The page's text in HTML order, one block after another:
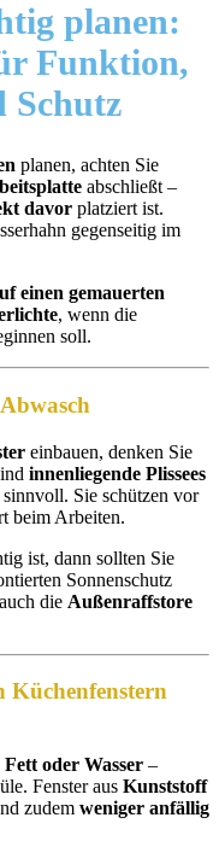
planen:
Funktion,
Schutz
planen, achten Sie
abschließt –
davor platziert ist.
gegenseitig im
einen gemauerten
, wenn die
soll.
einbauen, denken Sie
innenliegende Plissees
sinnvoll. Sie schützen vor
beim Arbeiten.
ist, dann sollten Sie
Sonnenschutz
die Außenraffstore
Küchenfenstern
oder Wasser –
Fenster aus Kunststoff
zudem weniger anfällig